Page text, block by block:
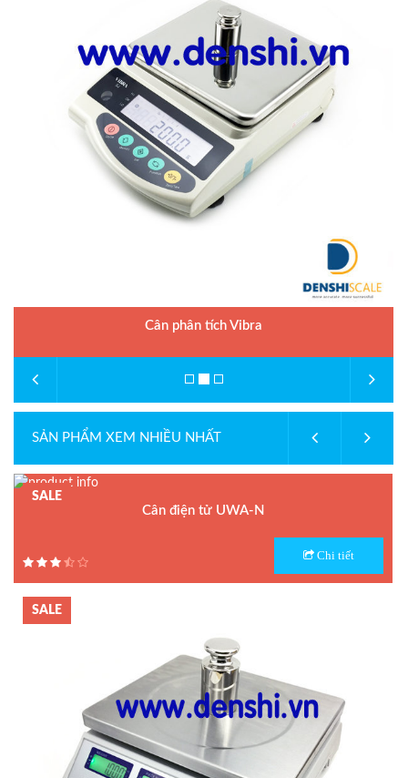
Cân phân tích Vibra
SẢN PHẨM XEM NHIỀU NHẤT
SALE
Cân điện tử UWA-N
Hãng sản xuất : UTE
Chi tiết
SALE